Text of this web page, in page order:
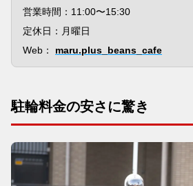
営業時間：11:00〜15:30
定休日：月曜日
Web： maru.plus_beans_cafe
駐輪料金の安さに驚き